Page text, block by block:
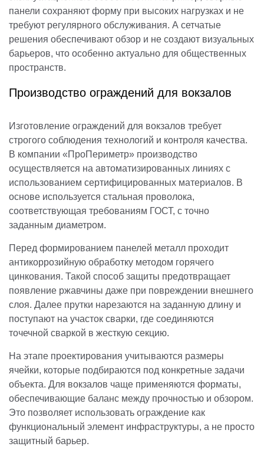
панели сохраняют форму при высоких нагрузках и не
требуют регулярного обслуживания. А сетчатые
решения обеспечивают обзор и не создают визуальных
барьеров, что особенно актуально для общественных
пространств.
Производство ограждений для вокзалов
Изготовление ограждений для вокзалов требует
строгого соблюдения технологий и контроля качества.
В компании «ПроПериметр» производство
осуществляется на автоматизированных линиях с
использованием сертифицированных материалов. В
основе используется стальная проволока,
соответствующая требованиям ГОСТ, с точно
заданным диаметром.
Перед формированием панелей металл проходит
антикоррозийную обработку методом горячего
цинкования. Такой способ защиты предотвращает
появление ржавчины даже при повреждении внешнего
слоя. Далее прутки нарезаются на заданную длину и
поступают на участок сварки, где соединяются
точечной сваркой в жесткую секцию.
На этапе проектирования учитываются размеры
ячейки, которые подбираются под конкретные задачи
объекта. Для вокзалов чаще применяются форматы,
обеспечивающие баланс между прочностью и обзором.
Это позволяет использовать ограждение как
функциональный элемент инфраструктуры, а не просто
защитный барьер.